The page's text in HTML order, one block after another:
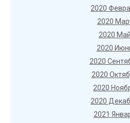
2020
2020
2020 Май
2020
2020
2020
2020
2020
2021